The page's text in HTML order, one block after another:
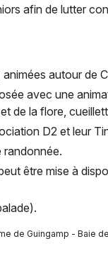
dans les Côtes
des sorties
en tournée
à Carhaix-Plouguer
à Carhaix-
afin de lutter
autour de
avec une
de la flore,
D2 et leur
randonnée.
être mise à
de Guingamp - Baie